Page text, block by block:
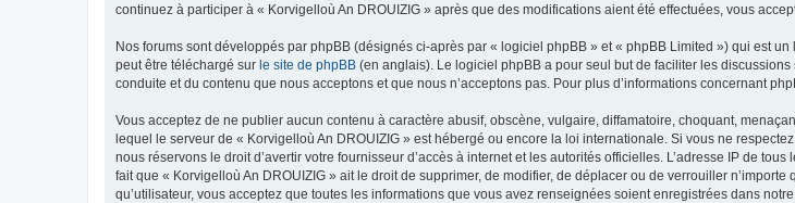
continuez à participer à « Korvigelloù An DROUIZIG » après que des modifications aient été effectuées, vous
Nos forums sont développés par phpBB (désignés ci-après par « logiciel phpBB » et « phpBB Limited ») qui est
peut être téléchargé sur le site de phpBB (en anglais). Le logiciel phpBB a pour seul but de faciliter les
conduite et du contenu que nous acceptons et que nous n’acceptons pas. Pour plus d’informations concernant
Vous acceptez de ne publier aucun contenu à caractère abusif, obscène, vulgaire, diffamatoire, choquant,
lequel le serveur de « Korvigelloù An DROUIZIG » est hébergé ou encore la loi internationale. Si vous ne
nous réservons le droit d’avertir votre fournisseur d’accès à internet et les autorités officielles. L’adresse IP de
fait que « Korvigelloù An DROUIZIG » ait le droit de supprimer, de modifier, de déplacer ou de verrouiller
qu’utilisateur, vous acceptez que toutes les informations que vous avez renseignées soient enregistrées dans